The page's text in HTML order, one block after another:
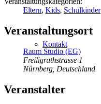
Kontakt
Eltern, Kids, Schulkinder
Veranstaltungsort
Raum Studio (EG)
Freiligrathstrasse 1
Nürnberg Deutschland
Veranstalter